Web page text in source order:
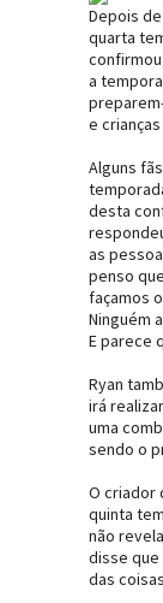
Depois
quarta
a
e
Alguns
desta
as
penso
façamos
Ninguém
E parece
Ryan
irá
uma
sendo o
O criador
quinta
não
disse que
das